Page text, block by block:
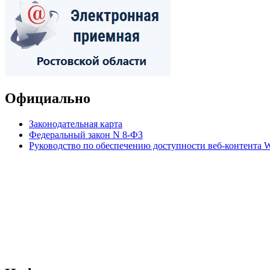
Официально
Законодательная карта
Федеральный закон N 8-ФЗ
Руководство по обеспечению доступности веб-контента